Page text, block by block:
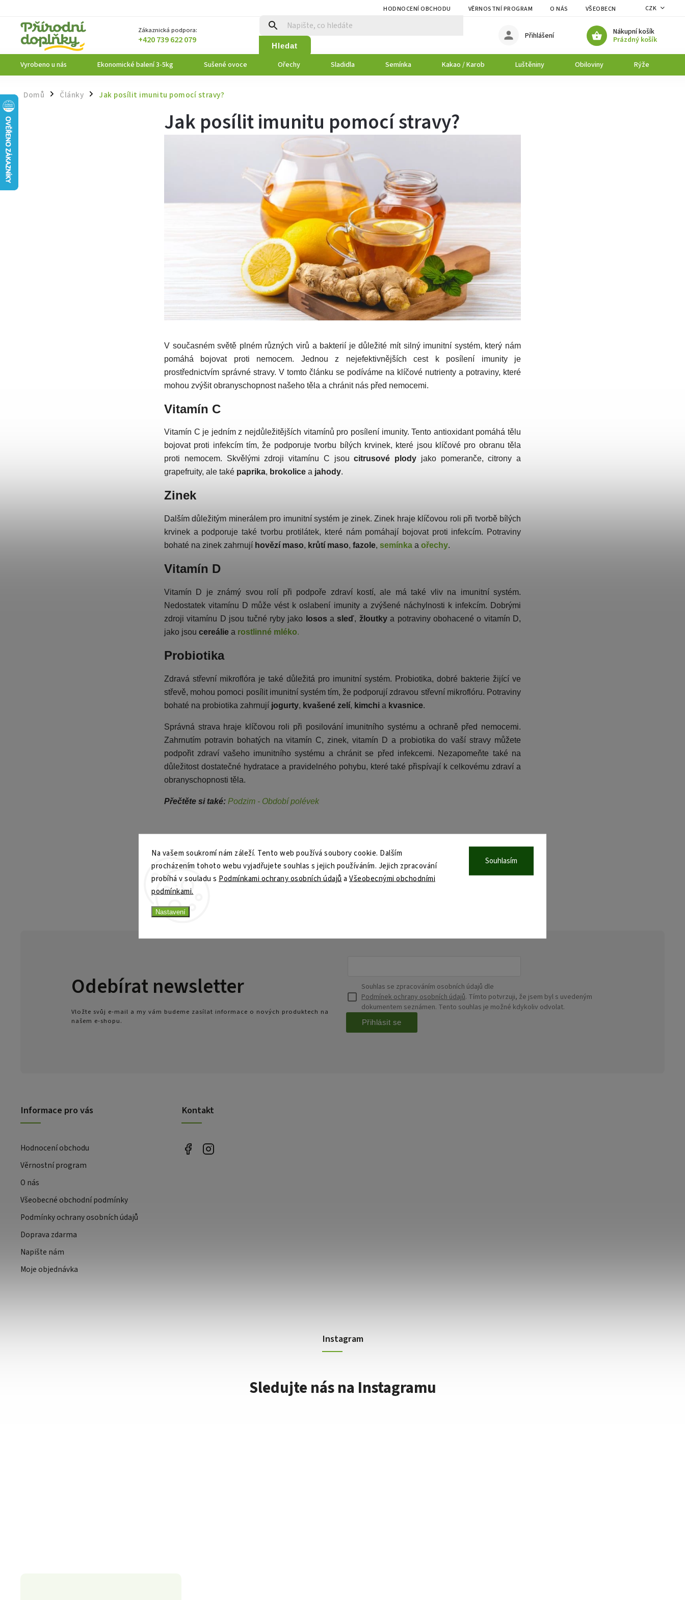
Na vašem soukromí nám záleží. Tento web používá soubory cookie. Dalším
procházením tohoto webu vyjadřujete souhlas s jejich používáním. Jejich zpracování
probíhá v souladu s Podmínkami ochrany osobních údajů a Všeobecnými obchodními
podmínkami.
Nastavení
Souhlasím
HODNOCENÍ OBCHODU VĚRNOSTNÍ PROGRAM O NÁS VŠEOBECNÉ OBCHODNÍ PODMÍNKY
CZK
Zákaznická podpora:
+420 739 622 079 Hledat
Nákupní košík
Prázdný košík
Přihlášení
Vyrobeno u nás Ekonomické balení 3-5kg Sušené ovoce Ořechy Sladidla Semínka Kakao / Karob Luštěniny Obiloviny Rýže
Domů / Články / Jak posílit imunitu pomocí stravy?
Jak posílit imunitu pomocí stravy?
V současném světě plném různých virů a bakterií je důležité mít silný imunitní systém, který nám
pomáhá bojovat proti nemocem. Jednou z nejefektivnějších cest k posílení imunity je
prostřednictvím správné stravy. V tomto článku se podíváme na klíčové nutrienty a potraviny, které
mohou zvýšit obranyschopnost našeho těla a chránit nás před nemocemi.
Vitamín C
Vitamín C je jedním z nejdůležitějších vitamínů pro posílení imunity. Tento antioxidant pomáhá tělu
bojovat proti infekcím tím, že podporuje tvorbu bílých krvinek, které jsou klíčové pro obranu těla
proti nemocem. Skvělými zdroji vitamínu C jsou citrusové plody jako pomeranče, citrony a
grapefruity, ale také paprika, brokolice a jahody.
Zinek
Dalším důležitým minerálem pro imunitní systém je zinek. Zinek hraje klíčovou roli při tvorbě bílých
krvinek a podporuje také tvorbu protilátek, které nám pomáhají bojovat proti infekcím. Potraviny
bohaté na zinek zahrnují hovězí maso, krůtí maso, fazole, semínka a ořechy.
Vitamín D
Vitamín D je známý svou rolí při podpoře zdraví kostí, ale má také vliv na imunitní systém.
Nedostatek vitamínu D může vést k oslabení imunity a zvýšené náchylnosti k infekcím. Dobrými
zdroji vitamínu D jsou tučné ryby jako lososasleď, žloutkya potraviny obohacené o vitamín D,
jako jsou cereálie a rostlinné mléko.
Probiotika
Zdravá střevní mikroflóra je také důležitá pro imunitní systém. Probiotika, dobré bakterie žijící ve
střevě, mohou pomoci posílit imunitní systém tím, že podporují zdravou střevní mikroflóru. Potraviny
bohaté na probiotika zahrnují jogurty, kvašené zelí, kimchi a kvasnice.
Správná strava hraje klíčovou roli při posilování imunitního systému a ochraně před nemocemi.
Zahrnutím potravin bohatých na vitamín C, zinek, vitamín D a probiotika do vaší stravy můžete
podpořit zdraví vašeho imunitního systému a chránit se před infekcemi. Nezapomeňte také na
důležitost dostatečné hydratace a pravidelného pohybu, které také přispívají k celkovému zdraví a
obranyschopnosti těla.
Přečtěte si také: Podzim - Období polévek
Předchozí článek Další článek
Odebírat newsletter
Vložte svůj e-mail a my vám budeme zasílat informace o nových produktech na
našem e-shopu.
Souhlas se zpracováním osobních údajů dle
Podmínek ochrany osobních údajů. Tímto potvrzuji, že jsem byl s uvedeným
dokumentem seznámen. Tento souhlas je možné kdykoliv odvolat.
Přihlásit se
Informace pro vás
Hodnocení obchodu
Věrnostní program
O nás
Všeobecné obchodní podmínky
Podmínky ochrany osobních údajů
Doprava zdarma
Napište nám
Moje objednávka
Kontakt
Instagram
Sledujte nás na Instagramu